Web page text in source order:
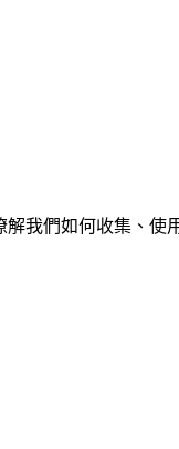
我們如何收集、使